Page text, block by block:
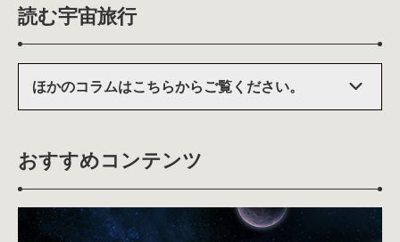
読む宇宙旅行
ほかのコラムはこちらからご覧ください。
おすすめコンテンツ